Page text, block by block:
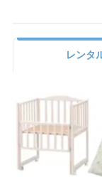
レンタ